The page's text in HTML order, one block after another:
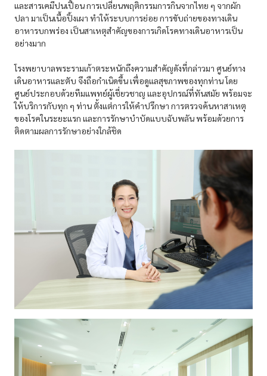
และสารเคมีปนเปื้อน การเปลี่ยนพฤติกรรมการกินจากไทย ๆ จากผัก
ปลา มาเป็นเนื้อปิ้งเผา ทำให้ระบบการย่อย การขับถ่ายของทางเดิน
อาหารบกพร่อง เป็นสาเหตุสำคัญของการเกิดโรคทางเดินอาหารเป็น
อย่างมาก
โรงพยาบาลพระรามเก้าตระหนักถึงความสำคัญดังที่กล่าวมา ศูนย์ทาง
เดินอาหารและตับ จึงถือกำเนิดขึ้น เพื่อดูแลสุขภาพของทุกท่าน โดย
ศูนย์ประกอบด้วยทีมแพทย์ผู้เชี่ยวชาญ และอุปกรณ์ที่ทันสมัย พร้อมจะ
ให้บริการกับทุก ๆ ท่าน ตั้งแต่การให้คำปรึกษา การตรวจค้นหาสาเหตุ
ของโรคในระยะแรก และการรักษาบำบัดแบบฉับพลัน พร้อมด้วยการ
ติดตามผลการรักษาอย่างใกล้ชิด